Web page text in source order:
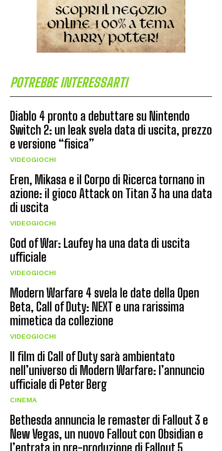
POTREBBE INTERESSARTI
Diablo 4 pronto a debuttare su Nintendo
Switch 2: un leak svela data di uscita, prezzo
e versione “fisica”
VIDEOGIOCHI
Eren, Mikasa e il Corpo di Ricerca tornano in
azione: il gioco Attack on Titan 3 ha una data
di uscita
VIDEOGIOCHI
God of War: Laufey ha una data di uscita
ufficiale
VIDEOGIOCHI
Modern Warfare 4 svela le date della Open
Beta, Call of Duty: NEXT e una rarissima
mimetica da collezione
VIDEOGIOCHI
Il film di Call of Duty sarà ambientato
nell’universo di Modern Warfare: l’annuncio
ufficiale di Peter Berg
CINEMA
Bethesda annuncia le remaster di Fallout 3 e
New Vegas, un nuovo Fallout con Obsidian e
l’entrata in pre-produzione di Fallout 5